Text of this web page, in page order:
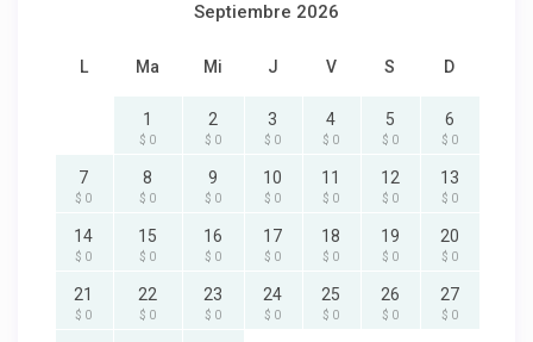
Septiembre 2026
L Ma Mi J V S D
1
$ 0
2
$ 0
3
$ 0
4
$ 0
5
$ 0
6
$ 0
7
$ 0
8
$ 0
9
$ 0
10
$ 0
11
$ 0
12
$ 0
13
$ 0
14
$ 0
15
$ 0
16
$ 0
17
$ 0
18
$ 0
19
$ 0
20
$ 0
21
$ 0
22
$ 0
23
$ 0
24
$ 0
25
$ 0
26
$ 0
27
$ 0